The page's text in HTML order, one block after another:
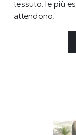
tessuto: le più
attendono.